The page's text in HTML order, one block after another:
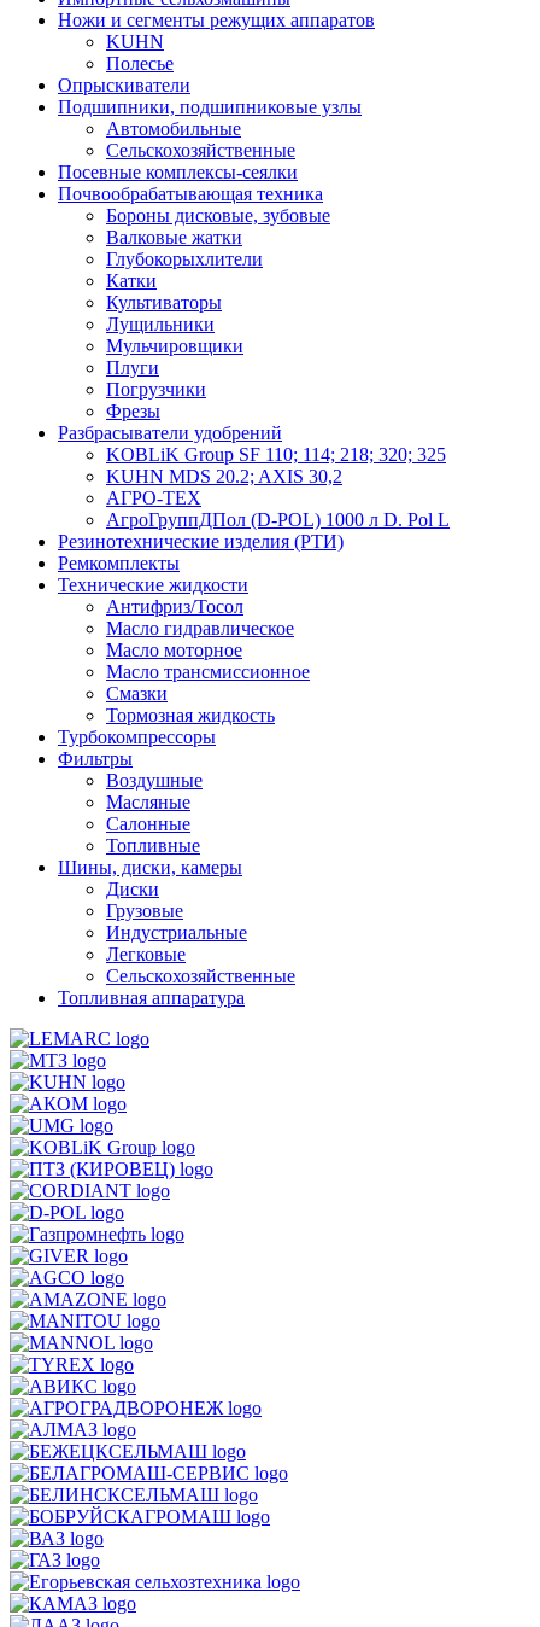
Ножи и сегменты режущих аппаратов
KUHN
Полесье
Опрыскиватели
Подшипники, подшипниковые узлы
Автомобильные
Сельскохозяйственные
Посевные комплексы-сеялки
Почвообрабатывающая техника
Бороны дисковые, зубовые
Валковые жатки
Глубокорыхлители
Катки
Культиваторы
Лущильники
Мульчировщики
Плуги
Погрузчики
Фрезы
Разбрасыватели удобрений
KOBLiK Group SF 110; 114; 218; 320; 325
KUHN MDS 20.2; AXIS 30,2
АГРО-ТЕХ
АгроГруппДПол (D-POL) 1000 л D. Pol L
Резинотехнические изделия (РТИ)
Ремкомплекты
Технические жидкости
Антифриз/Тосол
Масло гидравлическое
Масло моторное
Масло трансмиссионное
Смазки
Тормозная жидкость
Турбокомпрессоры
Фильтры
Воздушные
Масляные
Салонные
Топливные
Шины, диски, камеры
Диски
Грузовые
Индустриальные
Легковые
Сельскохозяйственные
Топливная аппаратура